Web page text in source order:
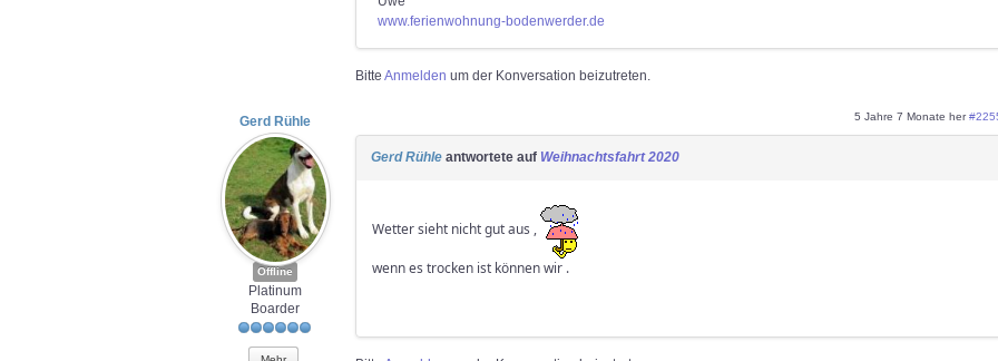
www.ferienwohnung-bodenwerder.de
BitteAnmelden um der Konversation beizutreten.
Gerd Rühle
Offline
Platinum
Boarder
5 Jahre 7 Monate her
Gerd Rühle antwortete auf Weihnachtsfahrt 2020
Wetter sieht nicht gut aus ,
wenn es trocken ist können wir .